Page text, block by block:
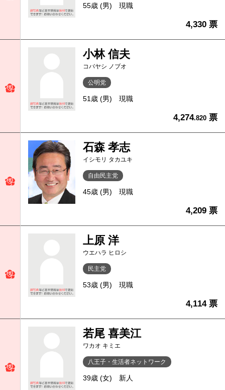
55歳 (男) 現職
4,330 票
小林 信夫
コバヤシ ノブオ
公明党
51歳 (男) 現職
4,274.820 票
石森 孝志
イシモリ タカユキ
自由民主党
45歳 (男) 現職
4,209 票
上原 洋
ウエハラ ヒロシ
民主党
53歳 (男) 現職
4,114 票
若尾 喜美江
ワカオ キミエ
八王子・生活者ネットワーク
39歳 (女) 新人